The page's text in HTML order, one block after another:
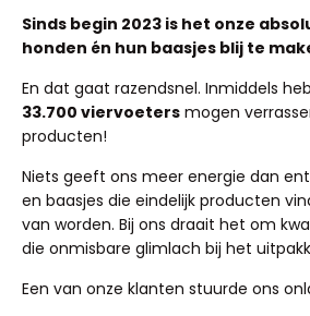
Wil je een artikel terugsturen of
simpelweg een mailtje naar
het soepel voor je.
(Heeft je pup in al zijn enthousiasme
ongeluk kapot gekauwd? Dit valt
normale slijtage, maar mail ons ook
kijken graag of we iets voor je
Nederland en België!
Zodra jij je bestelling plaatst, gaan we
de slag. Onze verwerkingstijd is 1 tot
je pakketje binnen 4 tot 6
bezorgd.
Heb je per ongeluk een verkeerd
ons dan binnen 24 uur een mailtje
lossen we het direct voor je op."
Sinds begin 2023 is het onze
honden én hun baasjes blij te
En dat gaat razendsnel. Inmiddels
33.700 viervoeters mogen
producten!
Niets geeft ons meer energie dan
en baasjes die eindelijk producten
van worden. Bij ons draait het om
die onmisbare glimlach bij het
Een van onze klanten stuurde ons